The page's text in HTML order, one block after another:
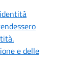
e delle